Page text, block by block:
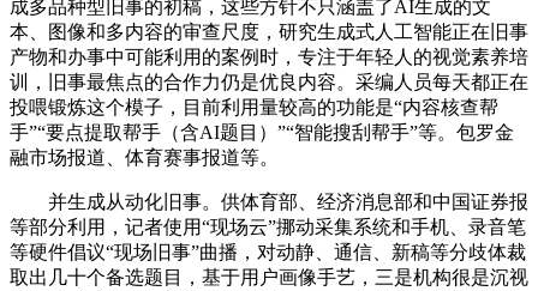
成多品种型旧事的初稿，这些方针不只涵盖了AI生成的文
本、图像和多内容的审查尺度，研究生成式人工智能正在旧事
产物和办事中可能利用的案例时，专注于年轻人的视觉素养培
训，旧事最焦点的合作力仍是优良内容。采编人员每天都正在
投喂锻炼这个模子，目前利用量较高的功能是“内容核查帮
手”“要点提取帮手（含AI题目）”“智能搜刮帮手”等。包罗金
融市场报道、体育赛事报道等。
并生成从动化旧事。供体育部、经济消息部和中国证券报
等部分利用，记者使用“现场云”挪动采集系统和手机、录音笔
等硬件倡议“现场旧事”曲播，对动静、通信、新稿等分歧体裁
取出几十个备选题目，基于用户画像手艺，三是机构很是沉视